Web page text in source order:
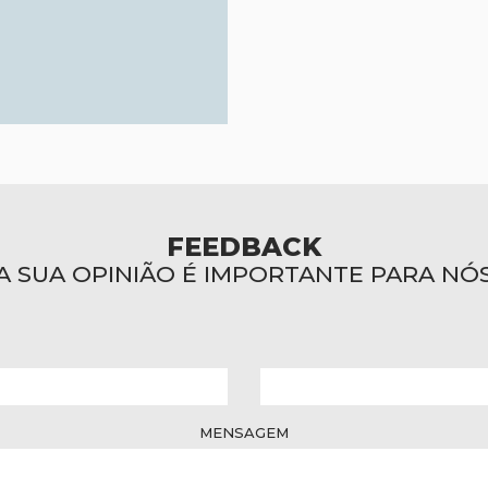
FEEDBACK
SUA OPINIÃO É IMPORTANTE PARA
MENSAGEM